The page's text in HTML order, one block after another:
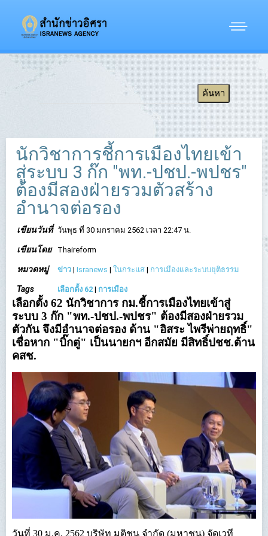
นักวิชาการชี้การเมืองไทยเข้า
สู่ระบบ 3 ก๊ก "พท.-ปชป.-พปชร"
ต้องมีสองฝ่ายรวมตัวสร้าง
อำนาจต่อรอง
เขียนวันที่ วันพุธ ที่ 30 มกราคม 2562 เวลา 22:47 น.
เขียนโดย Thaireform
หมวดหมู่ ข่าว | Isranews | ในกระแส | การเมืองและระบบยุติธรรม
Tags เลือกตั้ง 62 | การเมือง
เลือกตั้ง 62 นักวิชาการ กม.ชี้การเมืองไทยเข้าสู่
ระบบ 3 ก๊ก "พท.-ปชป.-พปชร" ต้องมีสองฝ่ายรวม
ตัวกัน จึงมีอำนาจต่อรอง ด้าน "อิสระ ไพรีพ่ายฤทธิ์"
เชื่อหาก "บิ๊กตู่" เป็นนายกฯ อีกสมัย มีสิทธิ์ปชช.ต้าน
คสช.
วันที่ 30 ม.ค. 2562 บริษัท มติชน จำกัด (มหาชน) จัดเวที